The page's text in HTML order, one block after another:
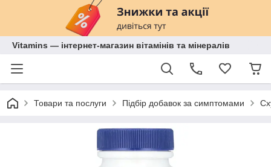
Vitamins — інтернет-магазин вітамінів та мінералів
Товари та послуги Підбір добавок за симптомами